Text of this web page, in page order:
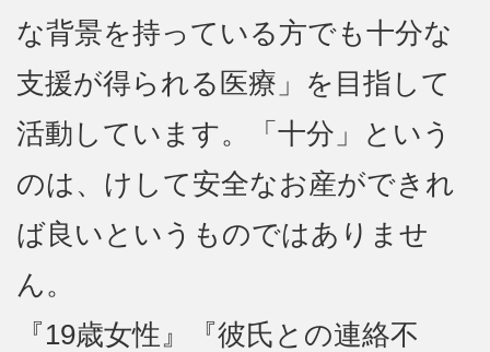
な背景を持っている方でも十分な
支援が得られる医療」を目指して
活動しています。「十分」という
のは、けして安全なお産ができれ
ば良いというものではありませ
ん。
『19歳女性』『彼氏との連絡不